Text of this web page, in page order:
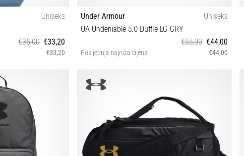
Uniseks
€35,00 €33,20
€33,20
Under Armour
Uniseks
UA Undeniable 5.0 Duffle LG-GRY
€55,00 €44,00
Posljednja najniža cijena €44,00